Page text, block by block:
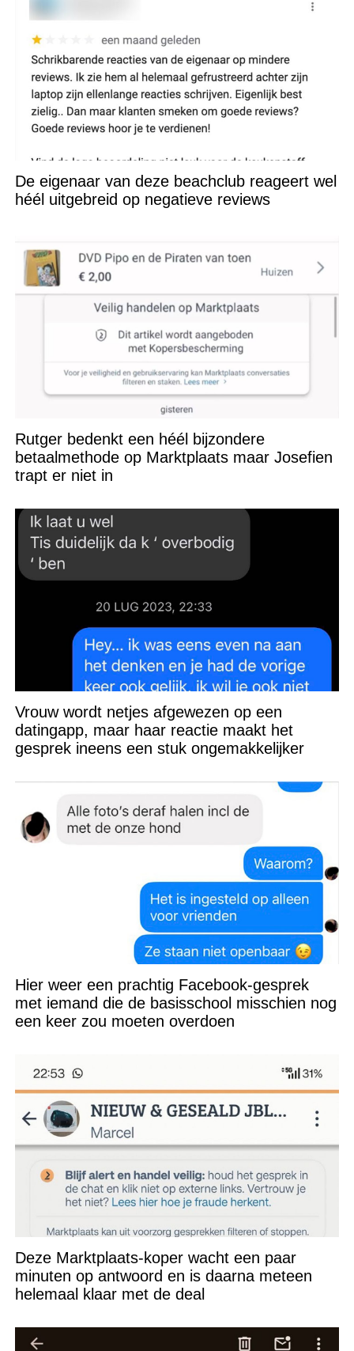
De eigenaar van deze beachclub reageert wel
héél uitgebreid op negatieve reviews
Rutger bedenkt een héél bijzondere
betaalmethode op Marktplaats maar Josefien
trapt er niet in
Vrouw wordt netjes afgewezen op een
datingapp, maar haar reactie maakt het
gesprek ineens een stuk ongemakkelijker
Hier weer een prachtig Facebook-gesprek
met iemand die de basisschool misschien nog
een keer zou moeten overdoen
Deze Marktplaats-koper wacht een paar
minuten op antwoord en is daarna meteen
helemaal klaar met de deal